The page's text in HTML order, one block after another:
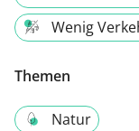
Wenig
Themen
Natur